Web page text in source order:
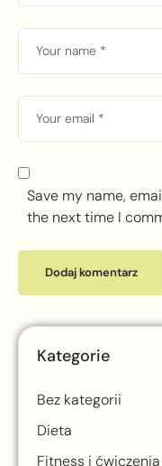
Save my name,
the next time I
Kategorie
Bez kategorii
Dieta
Fitness i ćwiczenia